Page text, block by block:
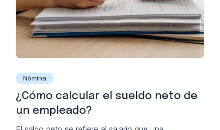
Nómina
¿Cómo calcular el sueldo neto de
un empleado?